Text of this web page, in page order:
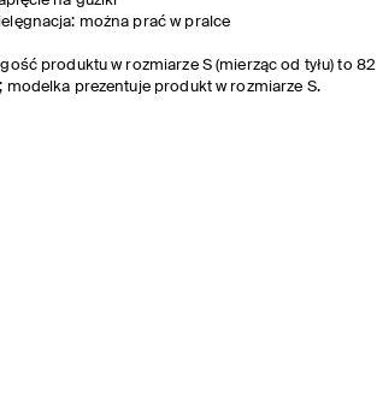
można prać w pralce
produktu w rozmiarze S (mierząc od tyłu) to 82
modelka prezentuje produkt w rozmiarze S.